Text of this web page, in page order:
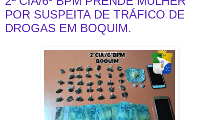
POR SUSPEITA DE TRÁFICO DE
DROGAS EM BOQUIM.